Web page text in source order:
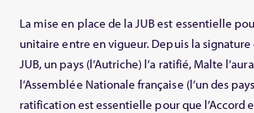
La mise en place de la JUB est essentielle
unitaire entre en vigueur. Depuis la signature
JUB, un pays (l’Autriche) l’a ratifié, Malte
l’Assemblée Nationale française (l’un des
ratification est essentielle pour que l’Accord